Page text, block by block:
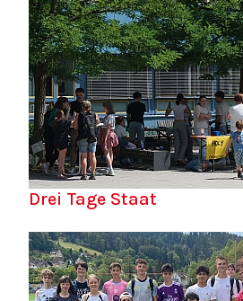
Drei Tage Staat